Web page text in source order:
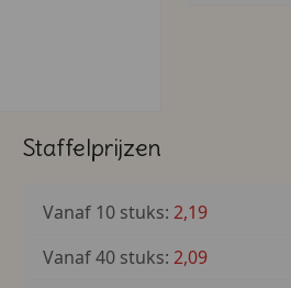
Staffelprijzen
Vanaf 10 stuks: 2,19
Vanaf 40 stuks: 2,09